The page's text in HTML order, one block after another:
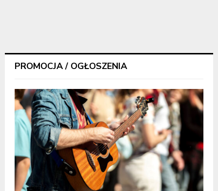
PROMOCJA / OGŁOSZENIA